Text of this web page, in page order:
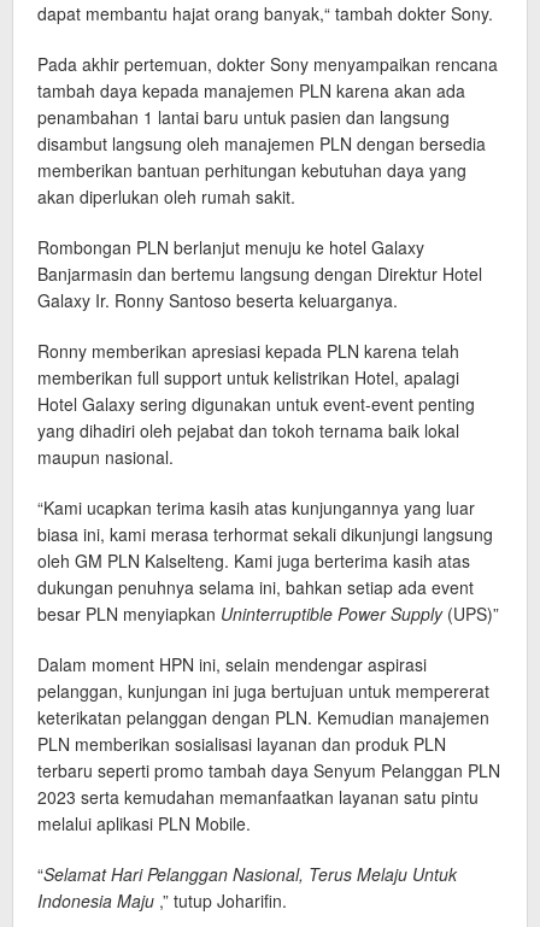
dapat membantu hajat orang banyak,“ tambah dokter Sony.
Pada akhir pertemuan, dokter Sony menyampaikan rencana
tambah daya kepada manajemen PLN karena akan ada
penambahan 1 lantai baru untuk pasien dan langsung
disambut langsung oleh manajemen PLN dengan bersedia
memberikan bantuan perhitungan kebutuhan daya yang
akan diperlukan oleh rumah sakit.
Rombongan PLN berlanjut menuju ke hotel Galaxy
Banjarmasin dan bertemu langsung dengan Direktur Hotel
Galaxy Ir. Ronny Santoso beserta keluarganya.
Ronny memberikan apresiasi kepada PLN karena telah
memberikan full support untuk kelistrikan Hotel, apalagi
Hotel Galaxy sering digunakan untuk event-event penting
yang dihadiri oleh pejabat dan tokoh ternama baik lokal
maupun nasional.
“Kami ucapkan terima kasih atas kunjungannya yang luar
biasa ini, kami merasa terhormat sekali dikunjungi langsung
oleh GM PLN Kalselteng. Kami juga berterima kasih atas
dukungan penuhnya selama ini, bahkan setiap ada event
besar PLN menyiapkan Uninterruptible Power Supply(UPS)”
Dalam moment HPN ini, selain mendengar aspirasi
pelanggan, kunjungan ini juga bertujuan untuk mempererat
keterikatan pelanggan dengan PLN. Kemudian manajemen
PLN memberikan sosialisasi layanan dan produk PLN
terbaru seperti promo tambah daya Senyum Pelanggan PLN
2023 serta kemudahan memanfaatkan layanan satu pintu
melalui aplikasi PLN Mobile.
“Selamat Hari Pelanggan Nasional, Terus Melaju Untuk
Indonesia Maju ,” tutup Joharifin.